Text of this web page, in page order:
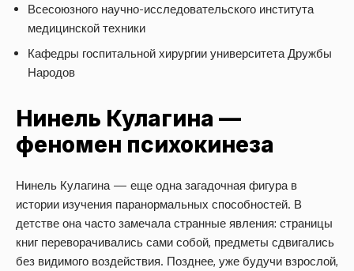
Всесоюзного научно-исследовательского института
медицинской техники
Кафедры госпитальной хирургии университета Дружбы
Народов
Нинель Кулагина —
феномен психокинеза
Нинель Кулагина — еще одна загадочная фигура в
истории изучения паранормальных способностей. В
детстве она часто замечала странные явления: страницы
книг переворачивались сами собой, предметы сдвигались
без видимого воздействия. Позднее, уже будучи взрослой,